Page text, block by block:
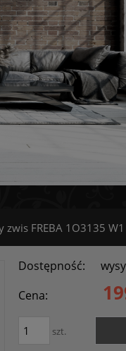
FREBA 1O3135
Dostępność:
Cena:
szt.